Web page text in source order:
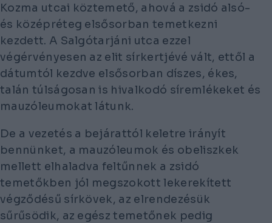
Kozma utcai köztemető, ahová a zsidó alsó-
és középréteg elsősorban temetkezni
kezdett. A Salgótarjáni utca ezzel
végérvényesen az elit sírkertjévé vált, ettől a
dátumtól kezdve elsősorban díszes, ékes,
talán túlságosan is hivalkodó síremlékeket és
mauzóleumokat látunk.
De a vezetés a bejárattól keletre irányít
bennünket, a mauzóleumok és obeliszkek
mellett elhaladva feltűnnek a zsidó
temetőkben jól megszokott lekerekített
végződésű sírkövek, az elrendezésük
sűrűsödik, az egész temetőnek pedig